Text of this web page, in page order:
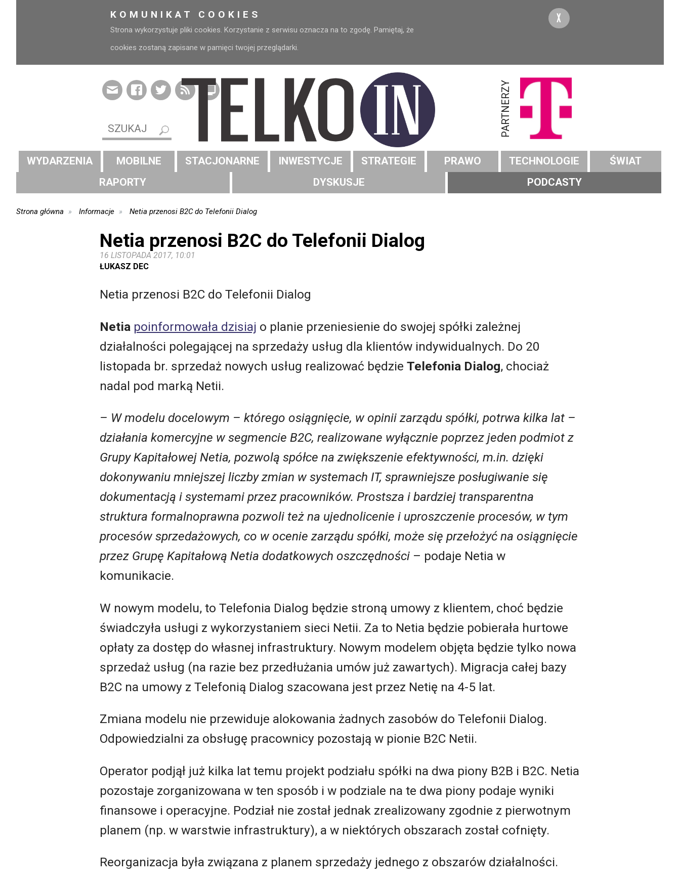
KOMUNIKAT COOKIES
Strona wykorzystuje pliki cookies. Korzystanie z serwisu oznacza na to zgodę. Pamiętaj, że
cookies zostaną zapisane w pamięci twojej przeglądarki.
X
PARTNERZY
WYDARZENIA MOBILNE STACJONARNE INWESTYCJE STRATEGIE PRAWO TECHNOLOGIE
ŚWIAT
RAPORTY
DYSKUSJE PODCASTY
Strona główna Informacje Netia przenosi B2C do Telefonii Dialog
Netia przenosi B2C do Telefonii Dialog
16 LISTOPADA 2017, 10:01
ŁUKASZ DEC
Netia przenosi B2C do Telefonii Dialog
Netia poinformowała dzisiaj o planie przeniesienie do swojej spółki zależnej
działalności polegającej na sprzedaży usług dla klientów indywidualnych. Do 20
listopada br. sprzedaż nowych usług realizować będzie Telefonia Dialog, chociaż
nadal pod marką Netii.
– W modelu docelowym – którego osiągnięcie, w opinii zarządu spółki, potrwa kilka lat –
działania komercyjne w segmencie B2C, realizowane wyłącznie poprzez jeden podmiot z
Grupy Kapitałowej Netia, pozwolą spółce na zwiększenie efektywności, m.in. dzięki
dokonywaniu mniejszej liczby zmian w systemach IT, sprawniejsze posługiwanie się
dokumentacją i systemami przez pracowników. Prostsza i bardziej transparentna
struktura formalnoprawna pozwoli też na ujednolicenie i uproszczenie procesów, w tym
procesów sprzedażowych, co w ocenie zarządu spółki, może się przełożyć na osiągnięcie
przez Grupę Kapitałową Netia dodatkowych oszczędności – podaje Netia w
komunikacie.
W nowym modelu, to Telefonia Dialog będzie stroną umowy z klientem, choć będzie
świadczyła usługi z wykorzystaniem sieci Netii. Za to Netia będzie pobierała hurtowe
opłaty za dostęp do własnej infrastruktury. Nowym modelem objęta będzie tylko nowa
sprzedaż usług (na razie bez przedłużania umów już zawartych). Migracja całej bazy
B2C na umowy z Telefonią Dialog szacowana jest przez Netię na 4-5 lat.
Zmiana modelu nie przewiduje alokowania żadnych zasobów do Telefonii Dialog.
Odpowiedzialni za obsługę pracownicy pozostają w pionie B2C Netii.
Operator podjął już kilka lat temu projekt podziału spółki na dwa piony B2B i B2C. Netia
pozostaje zorganizowana w ten sposób i w podziale na te dwa piony podaje wyniki
finansowe i operacyjne. Podział nie został jednak zrealizowany zgodnie z pierwotnym
planem (np. w warstwie infrastruktury), a w niektórych obszarach został cofnięty.
Reorganizacja była związana z planem sprzedaży jednego z obszarów działalności.